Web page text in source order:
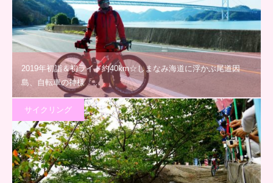
2019年初詣＆初ライド約40km☆しまなみ海道に浮かぶ尾道因
島、自転車の神様「…
サイクリング